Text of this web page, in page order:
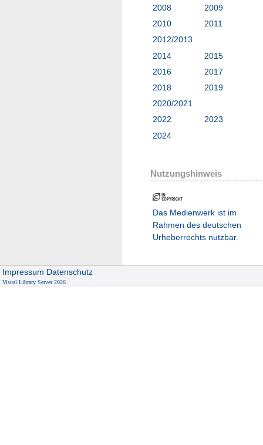
2008
2009
2010
2011
2012/2013
2014
2015
2016
2017
2018
2019
2020/2021
2022
2023
2024
Nutzungshinweis
Das Medienwerk ist im
Rahmen des deutschen
Urheberrechts nutzbar.
Impressum Datenschutz
Visual Library Server 2026